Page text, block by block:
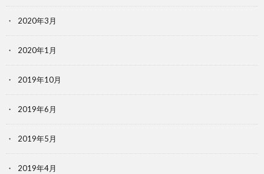
2020年3月
2020年1月
2019年10月
2019年6月
2019年5月
2019年4月